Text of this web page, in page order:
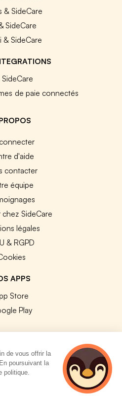
& SideCare
SideCare
& SideCare
SideCare
de paie connectés
d'aide
contacter
équipe
chez SideCare
légales
& RGPD
APPS
Store
Play
Tous droits réservés.
de vous offrir la
poursuivant la
politique.
4 personnes
consultent